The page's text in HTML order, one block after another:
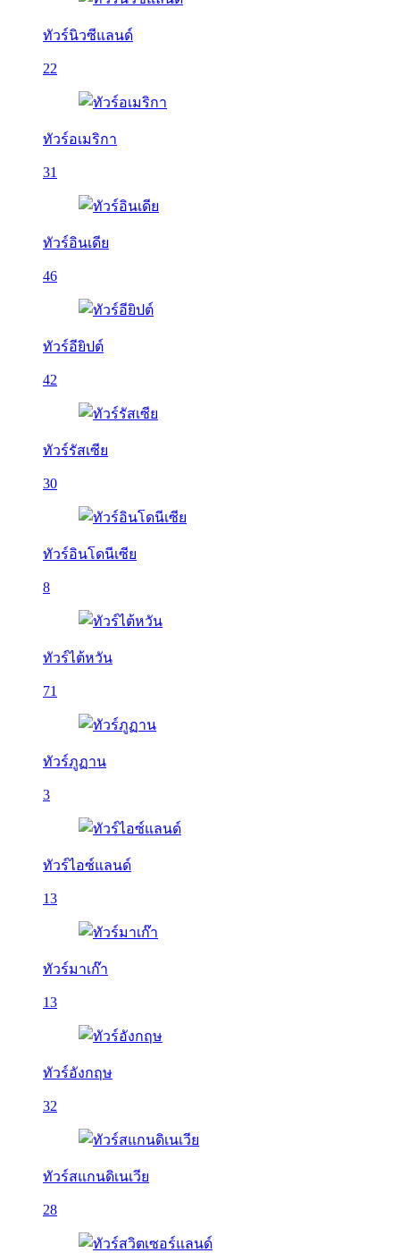
ทัวร์นิวซีแลนด์
22
ทัวร์อเมริกา
31
ทัวร์อินเดีย
46
ทัวร์อียิปต์
42
ทัวร์รัสเซีย
30
ทัวร์อินโดนีเซีย
8
ทัวร์ไต้หวัน
71
ทัวร์ภูฏาน
3
ทัวร์ไอซ์แลนด์
13
ทัวร์มาเก๊า
13
ทัวร์อังกฤษ
32
ทัวร์สแกนดิเนเวีย
28